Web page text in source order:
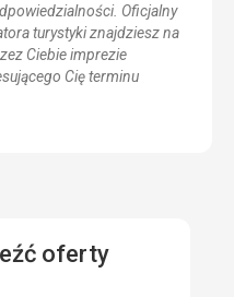
Oficjalny
turystyki znajdziesz na
Ciebie imprezie
Cię terminu
oferty